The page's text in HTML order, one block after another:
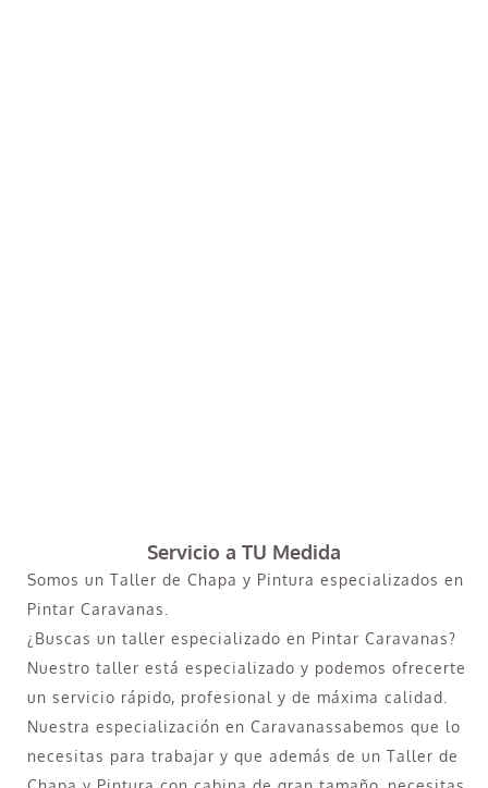
Servicio a TU Medida
Somos un Taller de Chapa y Pintura especializados en
Pintar Caravanas.
¿Buscas un taller especializado en Pintar Caravanas?
Nuestro taller está especializado y podemos ofrecerte
un servicio rápido, profesional y de máxima calidad.
Nuestra especialización en Caravanassabemos que lo
necesitas para trabajar y que además de un Taller de